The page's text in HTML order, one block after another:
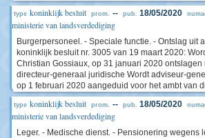
type koninklijk besluit prom. -- pub. 18/05/2020
ministerie van landsverdediging
Burgerpersoneel. - Speciale functie. - Ontslag uit
koninklijk besluit nr. 3005 van 19 maart 2020:
Christian Gossiaux, op 31 januari 2020 ontslagen
directeur-generaal juridische Wordt adviseur-
op 1 februari 2020 aangeduid voor het ambt van
type koninklijk besluit prom. -- pub. 18/05/2020
ministerie van landsverdediging
Leger. - Medische dienst. - Pensionering wegens